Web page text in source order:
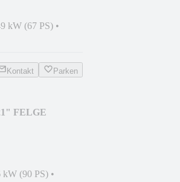
kW (67 PS) •
Kontakt Parken
FELGE
kW (90 PS) •